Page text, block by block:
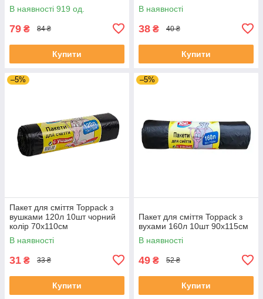
В наявності 919 од.
79 ₴ 84 ₴
Купити
В наявності
38 ₴ 40 ₴
Купити
–5%
Пакет для сміття Toppack з
вушками 120л 10шт чорний
колір 70х110см
В наявності
31 ₴ 33 ₴
Купити
–5%
Пакет для сміття Toppack з
вухами 160л 10шт 90х115см
В наявності
49 ₴ 52 ₴
Купити